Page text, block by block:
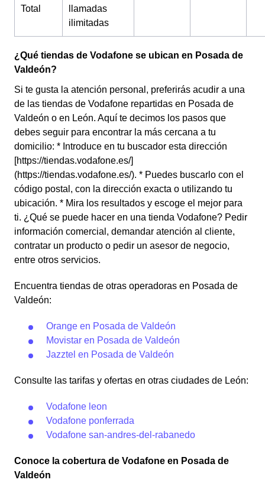
Total
llamadas
ilimitadas
¿Qué tiendas de Vodafone se ubican en Posada de
Valdeón?
Si te gusta la atención personal, preferirás acudir a una
de las tiendas de Vodafone repartidas en Posada de
Valdeón o en León. Aquí te decimos los pasos que
debes seguir para encontrar la más cercana a tu
domicilio: * Introduce en tu buscador esta dirección
[https://tiendas.vodafone.es/]
(https://tiendas.vodafone.es/). * Puedes buscarlo con el
código postal, con la dirección exacta o utilizando tu
ubicación. * Mira los resultados y escoge el mejor para
ti. ¿Qué se puede hacer en una tienda Vodafone? Pedir
información comercial, demandar atención al cliente,
contratar un producto o pedir un asesor de negocio,
entre otros servicios.
Encuentra tiendas de otras operadoras en Posada de
Valdeón:
Orange en Posada de Valdeón
Movistar en Posada de Valdeón
Jazztel en Posada de Valdeón
Consulte las tarifas y ofertas en otras ciudades de León:
Vodafone leon
Vodafone ponferrada
Vodafone san-andres-del-rabanedo
Conoce la cobertura de Vodafone en Posada de
Valdeón